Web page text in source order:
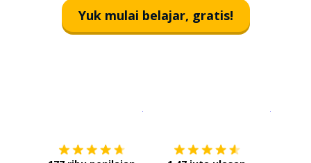
Yuk mulai belajar, gratis!